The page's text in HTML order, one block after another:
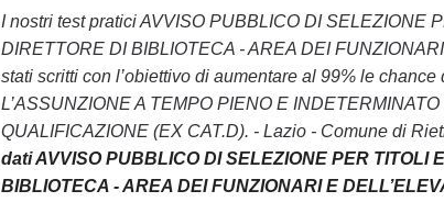
I nostri test pratici AVVISO PUBBLICO DI SELEZIONE
DIRETTORE DI BIBLIOTECA - AREA DEI
stati scritti con l’obiettivo di aumentare al 99% le
L’ASSUNZIONE A TEMPO PIENO E
QUALIFICAZIONE (EX CAT.D). - Lazio - Comune di
dati AVVISO PUBBLICO DI SELEZIONE PER TITOLI
BIBLIOTECA - AREA DEI FUNZIONARI E